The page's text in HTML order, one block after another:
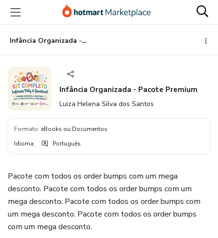
para
conteúdo
principal
para
pagamento
para
rodapé
Infância Organizada - Pacote Premium
Infância Organizada - Pacote Premium
Luiza Helena Silva dos Santos
Formato: eBooks ou Documentos
Idioma: Português
Pacote com todos os order bumps com um mega
desconto. Pacote com todos os order bumps com um
mega desconto. Pacote com todos os order bumps com
um mega desconto. Pacote com todos os order bumps
com um mega desconto.